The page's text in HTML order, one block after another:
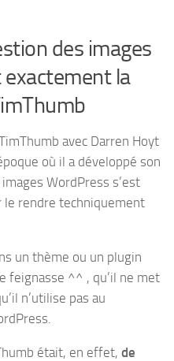
des images
la
avec Darren Hoyt
où il a développé son
WordPress s’est
rendre techniquement
un thème ou un plugin
feignasse ^^ , qu’il ne met
n’utilise pas au
était, en effet, de